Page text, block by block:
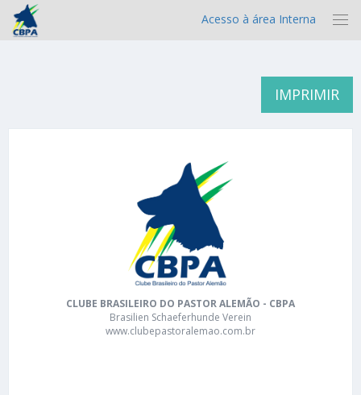
Acesso à área Interna
IMPRIMIR
CLUBE BRASILEIRO DO PASTOR ALEMÃO - CBPA
Brasilien Schaeferhunde Verein
www.clubepastoralemao.com.br